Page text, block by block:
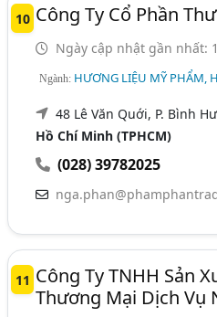
10 Công Ty Cổ Phần
Ngày cập nhật gần nhất:
Ngành: HƯƠNG LIỆU MỸ PHẨM,
48 Lê Văn Quới, P. Bình
Hồ Chí Minh (TPHCM)
(028) 39782025
11 Công Ty TNHH Sản
Thương Mại Dịch Vụ